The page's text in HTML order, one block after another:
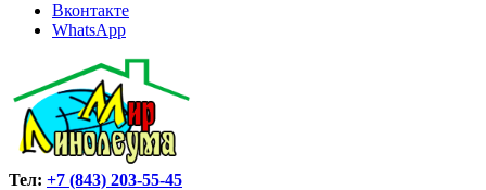
Вконтакте
WhatsApp
Тел: +7 (843) 203-55-45